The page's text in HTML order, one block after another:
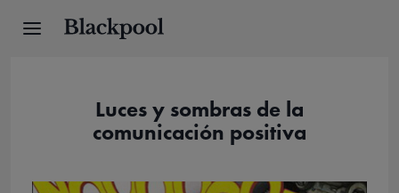
Luces y sombras de la
comunicación positiva